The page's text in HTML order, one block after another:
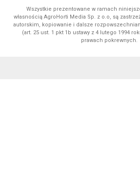
Wszystkie prezentowane w ramach
własnością AgroHorti Media Sp. z o.o, są
autorskim, kopiowanie i dalsze
(art. 25 ust. 1 pkt 1b ustawy z 4 lutego 1994
prawach pokrewnych.